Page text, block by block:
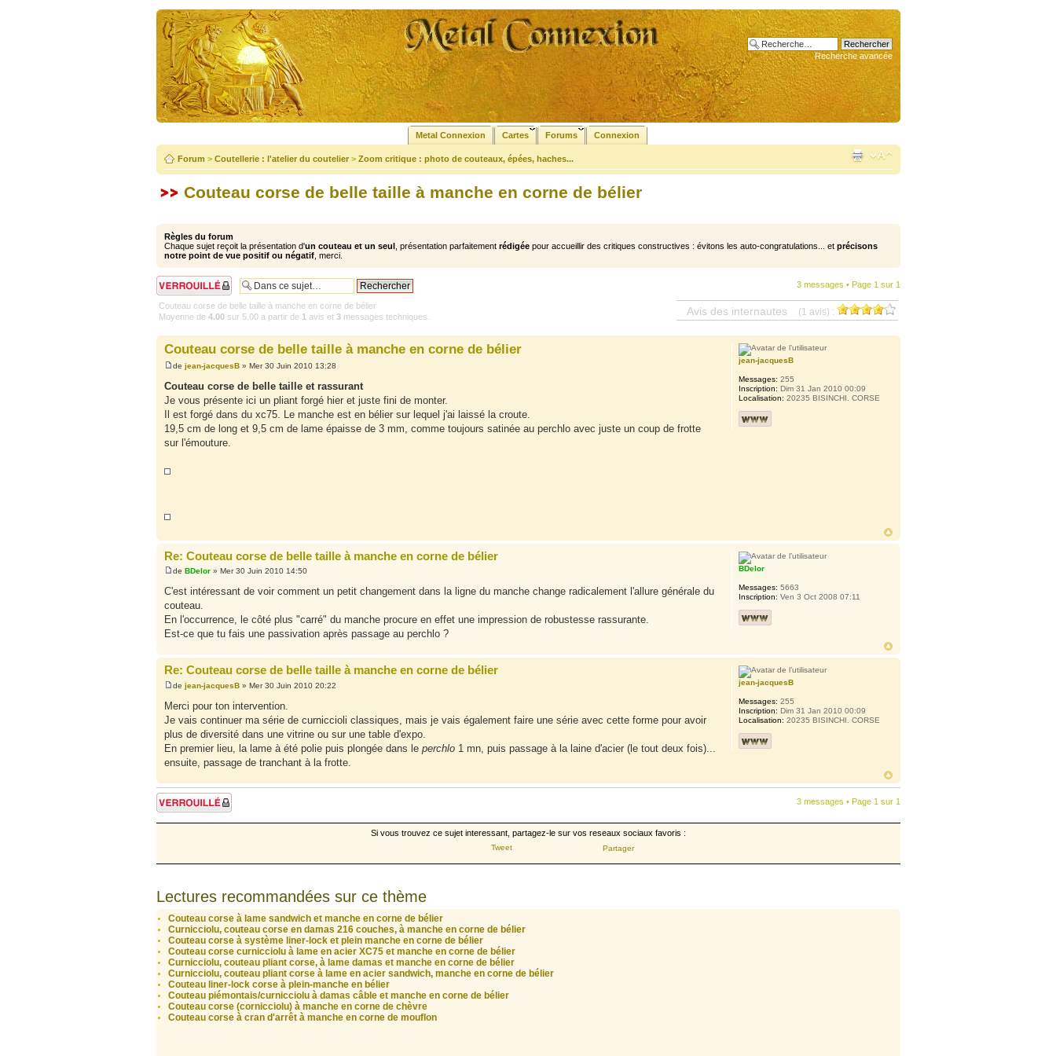
Recherche avancée
Metal Connexion Cartes Forums Connexion
Forum > Coutellerie : l'atelier du coutelier > Zoom critique : photo de couteaux, épées, haches...
Couteau corse de belle taille à manche en corne de bélier
Règles du forum
Chaque sujet reçoit la présentation d'un couteau et un seul, présentation parfaitement rédigéepour accueillir des critiques constructives : évitons les auto-congratulations... et précisons
notre point de vue positif ou négatif, merci.
Sujet verrouillé 3 messages • Page 1 sur 1
Avis des internautes (1 avis) :
Couteau corse de belle taille à manche en corne de bélier
Moyenne de 4.00sur 5.00a partir de 1 avis et 3messages techniques.
Couteau corse de belle taille à manche en corne de bélier
de jean-jacquesB» Mer 30 Juin 2010 13:28
Couteau corse de belle taille et rassurant
Je vous présente ici un pliant forgé hier et juste fini de monter.
Il est forgé dans du xc75. Le manche est en bélier sur lequel j'ai laissé la croute.
19,5 cm de long et 9,5 cm de lame épaisse de 3 mm, comme toujours satinée au perchlo avec juste un coup de frotte
sur l'émouture.
jean-jacquesB
Messages: 255
Inscription: Dim 31 Jan 2010 00:09
Localisation: 20235 BISINCHI. CORSE
Re: Couteau corse de belle taille à manche en corne de bélier
de BDelor» Mer 30 Juin 2010 14:50
C'est intéressant de voir comment un petit changement dans la ligne du manche change radicalement l'allure générale du
couteau.
En l'occurrence, le côté plus "carré" du manche procure en effet une impression de robustesse rassurante.
Est-ce que tu fais une passivation après passage au perchlo ?
BDelor
Messages: 5663
Inscription: Ven 3 Oct 2008 07:11
Re: Couteau corse de belle taille à manche en corne de bélier
de jean-jacquesB» Mer 30 Juin 2010 20:22
Merci pour ton intervention.
Je vais continuer ma série de curniccioli classiques, mais je vais également faire une série avec cette forme pour avoir
plus de diversité dans une vitrine ou sur une table d'expo.
En premier lieu, la lame à été polie puis plongée dans le perchlo1 mn, puis passage à la laine d'acier (le tout deux fois)...
ensuite, passage de tranchant à la frotte.
jean-jacquesB
Messages: 255
Inscription: Dim 31 Jan 2010 00:09
Localisation: 20235 BISINCHI. CORSE
Sujet verrouillé 3 messages • Page 1 sur 1
Si vous trouvez ce sujet interessant, partagez-le sur vos reseaux sociaux favoris :
Tweet Partager
Lectures recommandées sur ce thème
Couteau corse à lame sandwich et manche en corne de bélier
Curnicciolu, couteau corse en damas 216 couches, à manche en corne de bélier
Couteau corse à système liner-lock et plein manche en corne de bélier
Couteau corse curnicciolu à lame en acier XC75 et manche en corne de bélier
Curnicciolu, couteau pliant corse, à lame damas et manche en corne de bélier
Curnicciolu, couteau pliant corse à lame en acier sandwich, manche en corne de bélier
Couteau liner-lock corse à plein-manche en bélier
Couteau piémontais/curnicciolu à damas câble et manche en corne de bélier
Couteau corse (cornicciolu) à manche en corne de chèvre
Couteau corse à cran d'arrêt à manche en corne de mouflon